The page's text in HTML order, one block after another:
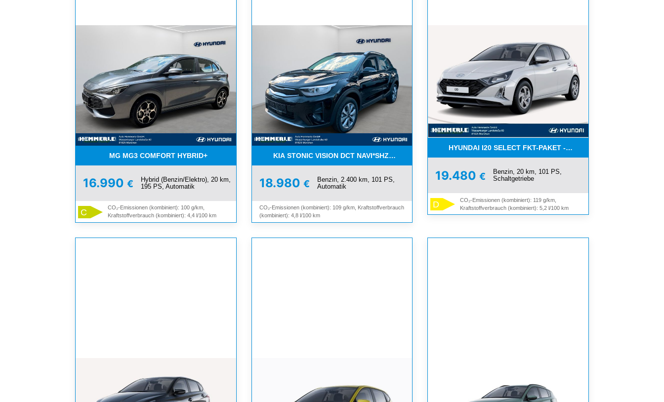
MG MG3 COMFORT HYBRID+
16.990 €
Hybrid (Benzin/Elektro), 20 km,
195 PS, Automatik
C
CO₂-Emissionen (kombiniert): 100 g/km,
Kraftstoffverbrauch (kombiniert): 4,4 l/100 km
KIA STONIC VISION DCT NAVI*SHZ*LHZ*ALU*TEMPOMAT TOP
18.980 €
Benzin, 2.400 km, 101 PS,
Automatik
CO₂-Emissionen (kombiniert): 109 g/km, Kraftstoffverbrauch
(kombiniert): 4,8 l/100 km
HYUNDAI I20 SELECT FKT-PAKET -*NAVI*KLIMA* AKTION
19.480€
Benzin, 20 km, 101 PS,
Schaltgetriebe
D
CO₂-Emissionen (kombiniert): 119 g/km,
Kraftstoffverbrauch (kombiniert): 5,2 l/100 km